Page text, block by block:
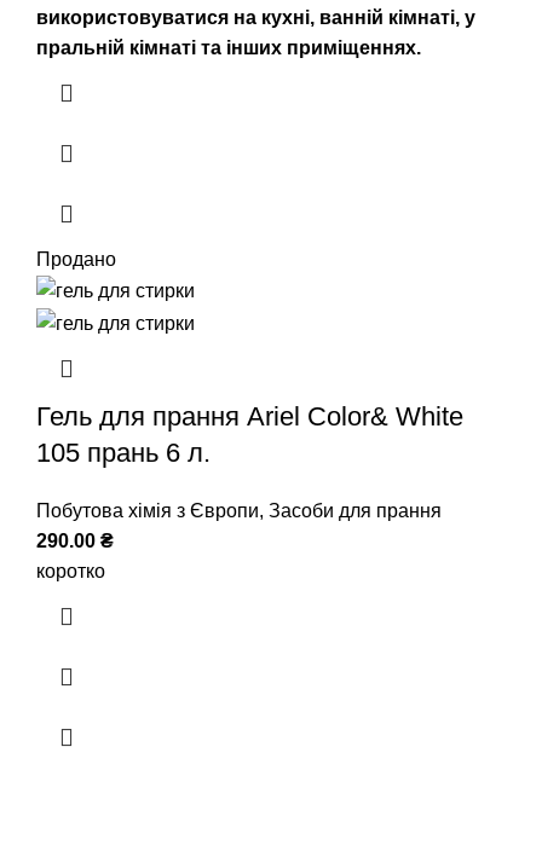
використовуватися на кухні, ванній кімнаті, у
пральній кімнаті та інших приміщеннях.
Продано
Гель для прання Ariel Color& White
105 прань 6 л.
Побутова хімія з Європи, Засоби для прання
290.00 ₴
коротко